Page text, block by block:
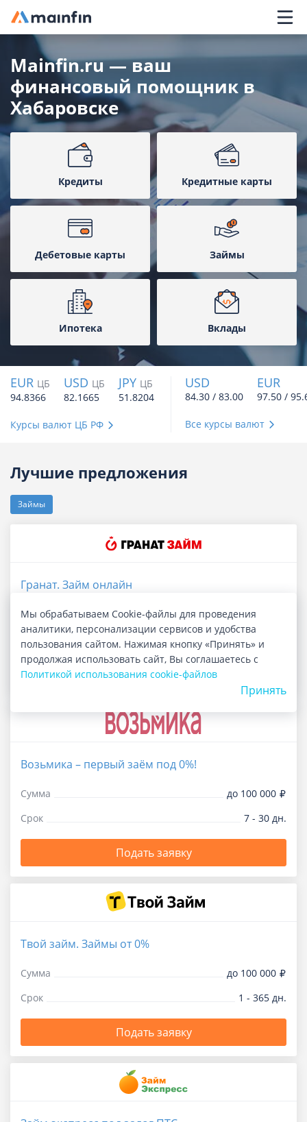
Главное меню
Mainfin.ru — ваш
финансовый помощник в
Хабаровске
Кредиты Кредитные карты
Дебетовые карты Займы
Ипотека Вклады
EUR ЦБ
94.8366
USD ЦБ
82.1665
JPY ЦБ
51.8204
Курсы валют ЦБ РФ
USD
84.30 / 83.00
EUR
97.50 /
Все курсы валют
Лучшие предложения
Займы
Гранат. Займ онлайн
Сумма
до 100 000
Подать заявку
Возьмика – первый заём под 0%!
Сумма
до 100 000
Срок
7 - 30 дн.
Подать заявку
Твой займ. Займы от 0%
Сумма
до 100 000
Срок
1 - 365 дн.
Подать заявку
Мы обрабатываем Cookie-файлы для проведения
аналитики, персонализации сервисов и удобства
пользования сайтом. Нажимая кнопку «Принять» и
продолжая использовать сайт, Вы соглашаетесь с
Политикой использования cookie-файлов
Принять